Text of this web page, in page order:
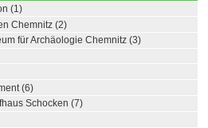
(1)
Chemnitz (2)
für Archäologie Chemnitz (3)
(6)
Schocken (7)